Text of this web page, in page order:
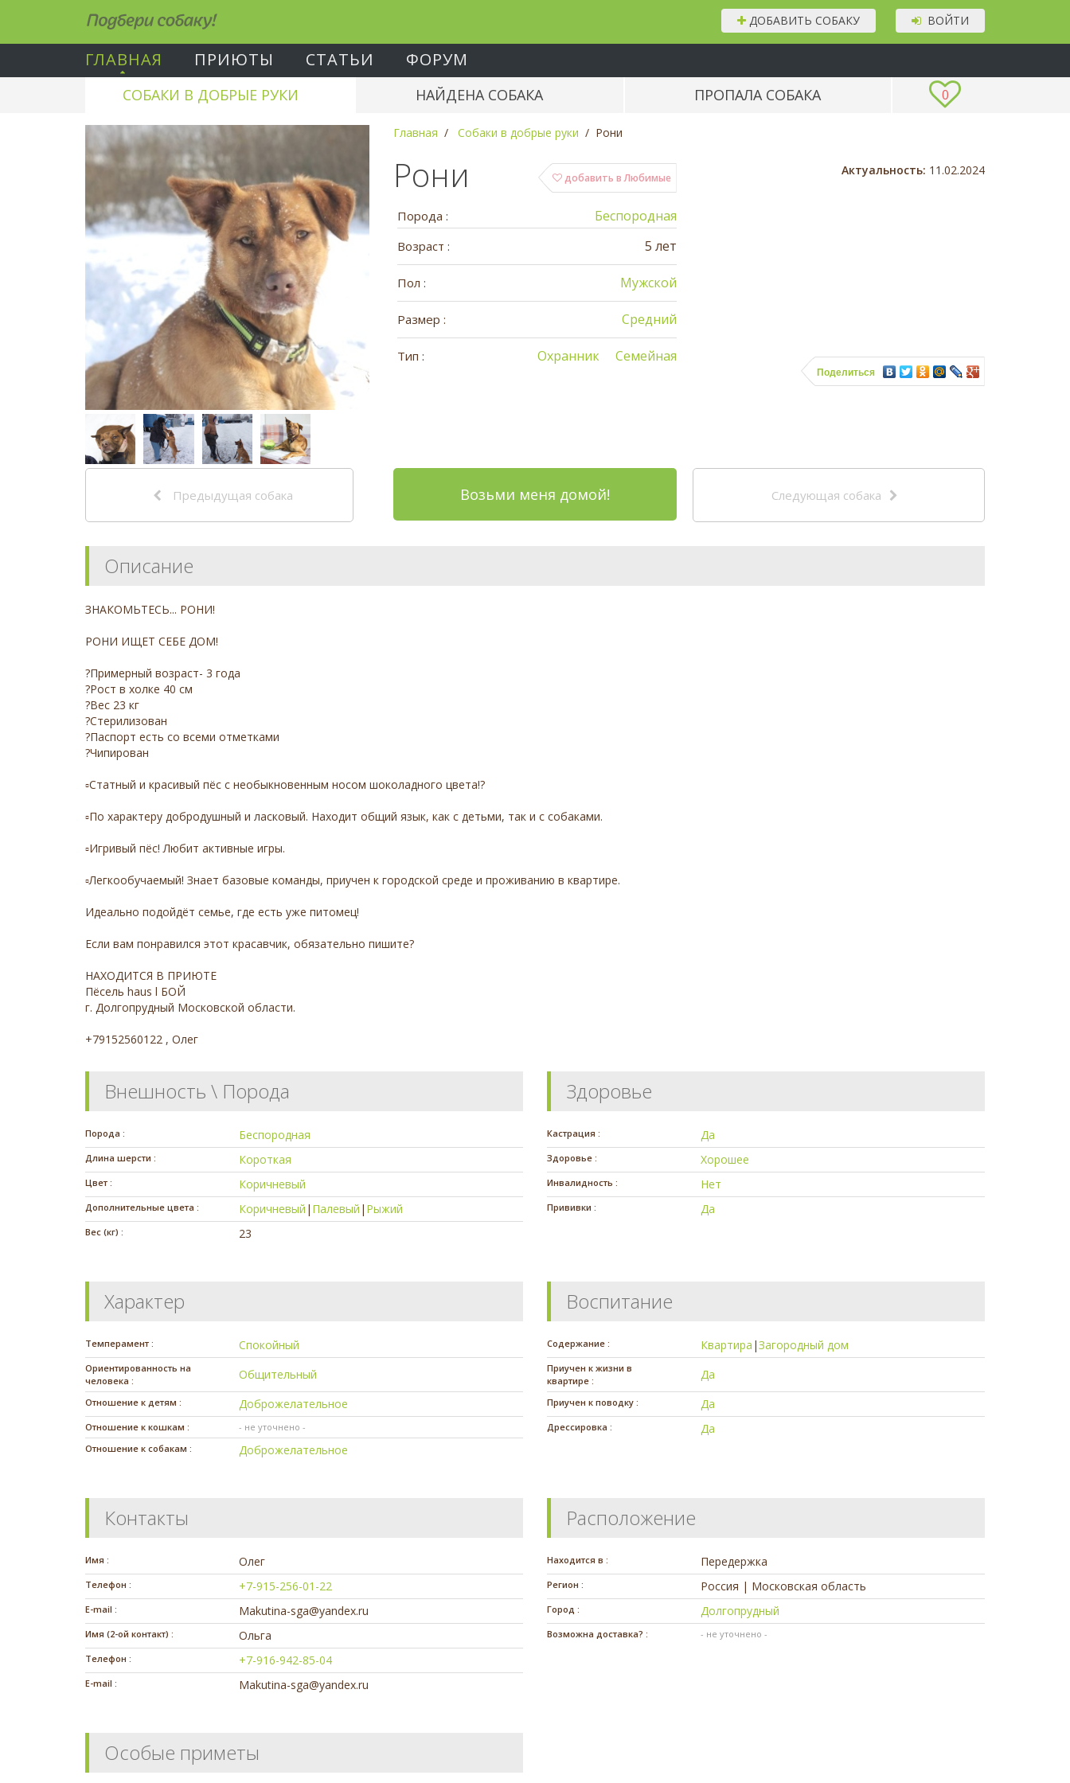
Подбери собаку! ВОЙТИ
ДОБАВИТЬ СОБАКУ
ГЛАВНАЯ ПРИЮТЫ СТАТЬИ ФОРУМ
0
СОБАКИ В ДОБРЫЕ РУКИ НАЙДЕНА СОБАКА ПРОПАЛА СОБАКА
Главная Собаки в добрые руки Рони
добавить в Любимые
Рони
Порода : Беспородная
Возраст : 5 лет
Пол : Мужской
Размер : Средний
Тип : Семейная
Охранник
Актуальность: 11.02.2024
Поделиться
Предыдущая собака Возьми меня домой! Следующая собака
Описание
ЗНАКОМЬТЕСЬ... РОНИ!
РОНИ ИЩЕТ СЕБЕ ДОМ!
?Примерный возраст- 3 года
?Рост в холке 40 см
?Вес 23 кг
?Стерилизован
?Паспорт есть со всеми отметками
?Чипирован
▫Статный и красивый пёс с необыкновенным носом шоколадного цвета!?
▫По характеру добродушный и ласковый. Находит общий язык, как с детьми, так и с собаками.
▫Игривый пёс! Любит активные игры.
▫Легкообучаемый! Знает базовые команды, приучен к городской среде и проживанию в квартире.
Идеально подойдёт семье, где есть уже питомец!
Если вам понравился этот красавчик, обязательно пишите?
НАХОДИТСЯ В ПРИЮТЕ
Пёсель haus l БОЙ
г. Долгопрудный Московской области.
+79152560122 , Олег
Внешность \ Порода
Порода : Беспородная
Длина шерсти : Короткая
Цвет : Коричневый
Дополнительные цвета : Коричневый | Палевый | Рыжий
Вес (кг) : 23
Здоровье
Кастрация : Да
Здоровье : Хорошее
Инвалидность : Нет
Прививки : Да
Характер
Темперамент : Спокойный
Ориентированность на
человека :
Общительный
Отношение к детям : Доброжелательное
Отношение к кошкам :
- не уточнено -
Отношение к собакам :
Доброжелательное
Воспитание
Содержание : Квартира |Загородный дом
Приучен к жизни в
квартире :
Да
Приучен к поводку : Да
Дрессировка : Да
Контакты
Имя : Олег
Телефон : +7-915-256-01-22
E-mail : Makutina-sga@yandex.ru
Имя (2-ой контакт) : Ольга
Телефон : +7-916-942-85-04
E-mail : Makutina-sga@yandex.ru
Расположение
Находится в : Передержка
Регион : Россия | Московская область
Город : Долгопрудный
Возможна доставка? : - не уточнено -
Особые приметы